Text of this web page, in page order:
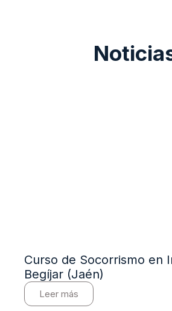
Curso de Socorrismo en
Begíjar (Jaén)
Leer más